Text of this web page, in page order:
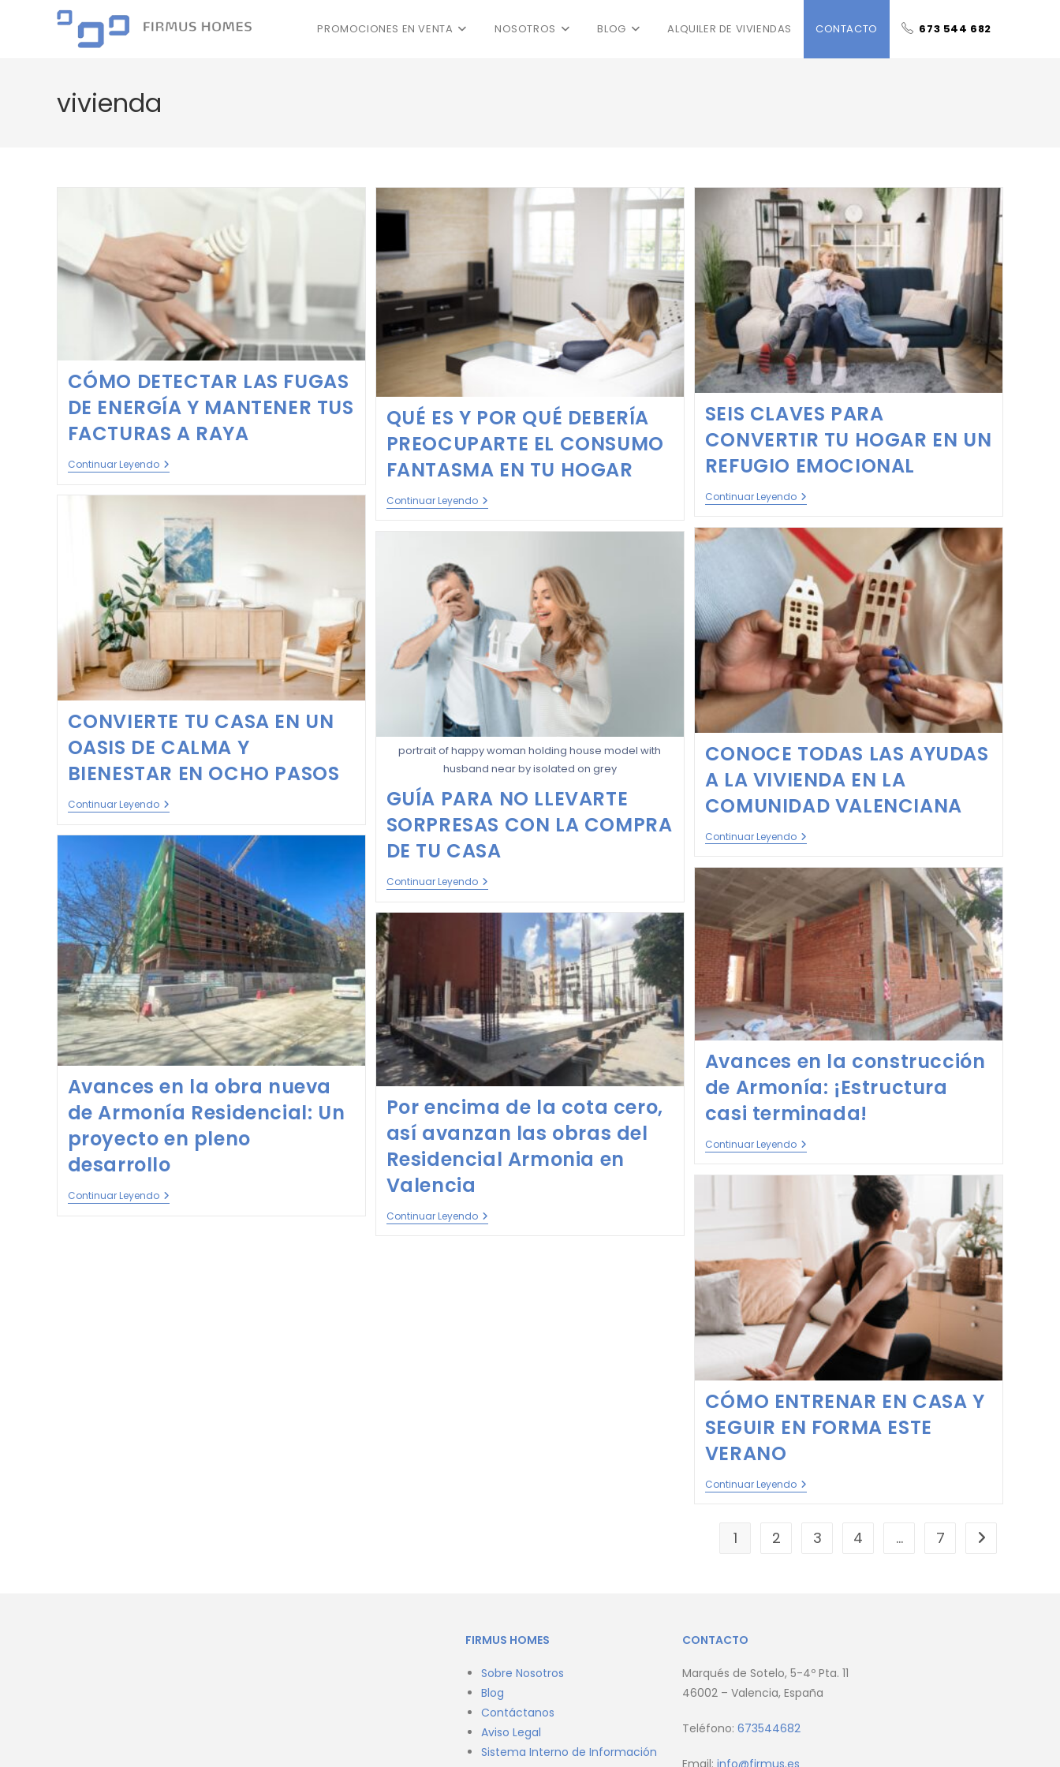
PROMOCIONES EN VENTA NOSOTROS BLOG ALQUILER DE VIVIENDAS CONTACTO 673 544 682
vivienda
CÓMO DETECTAR LAS FUGAS
DE ENERGÍA Y MANTENER TUS
FACTURAS A RAYA
Continuar Leyendo
QUÉ ES Y POR QUÉ DEBERÍA
PREOCUPARTE EL CONSUMO
FANTASMA EN TU HOGAR
Continuar Leyendo
SEIS CLAVES PARA
CONVERTIR TU HOGAR EN UN
REFUGIO EMOCIONAL
Continuar Leyendo
CONVIERTE TU CASA EN UN
OASIS DE CALMA Y
BIENESTAR EN OCHO PASOS
Continuar Leyendo
CONOCE TODAS LAS AYUDAS
A LA VIVIENDA EN LA
COMUNIDAD VALENCIANA
Continuar Leyendo
portrait of happy woman holding house model with
husband near by isolated on grey
GUÍA PARA NO LLEVARTE
SORPRESAS CON LA COMPRA
DE TU CASA
Continuar Leyendo
Avances en la obra nueva
de Armonía Residencial: Un
proyecto en pleno
desarrollo
Continuar Leyendo
Avances en la construcción
de Armonía: ¡Estructura
casi terminada!
Continuar Leyendo
Por encima de la cota cero,
así avanzan las obras del
Residencial Armonia en
Valencia
Continuar Leyendo
CÓMO ENTRENAR EN CASA Y
SEGUIR EN FORMA ESTE
VERANO
Continuar Leyendo
1 2 3 4 … 7
FIRMUS HOMES
Sobre Nosotros
Blog
Contáctanos
Aviso Legal
Sistema Interno de Información
CONTACTO
Marqués de Sotelo, 5-4º Pta. 11
46002 – Valencia, España
Teléfono: 673544682
Email: info@firmus.es